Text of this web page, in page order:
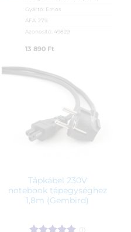
Gyártó: Emos
ÁFA:
27%
Azonosító: 49829
13 890 Ft
Tápkábel 230V
notebook tápegységhez
1,8m (Gembird)